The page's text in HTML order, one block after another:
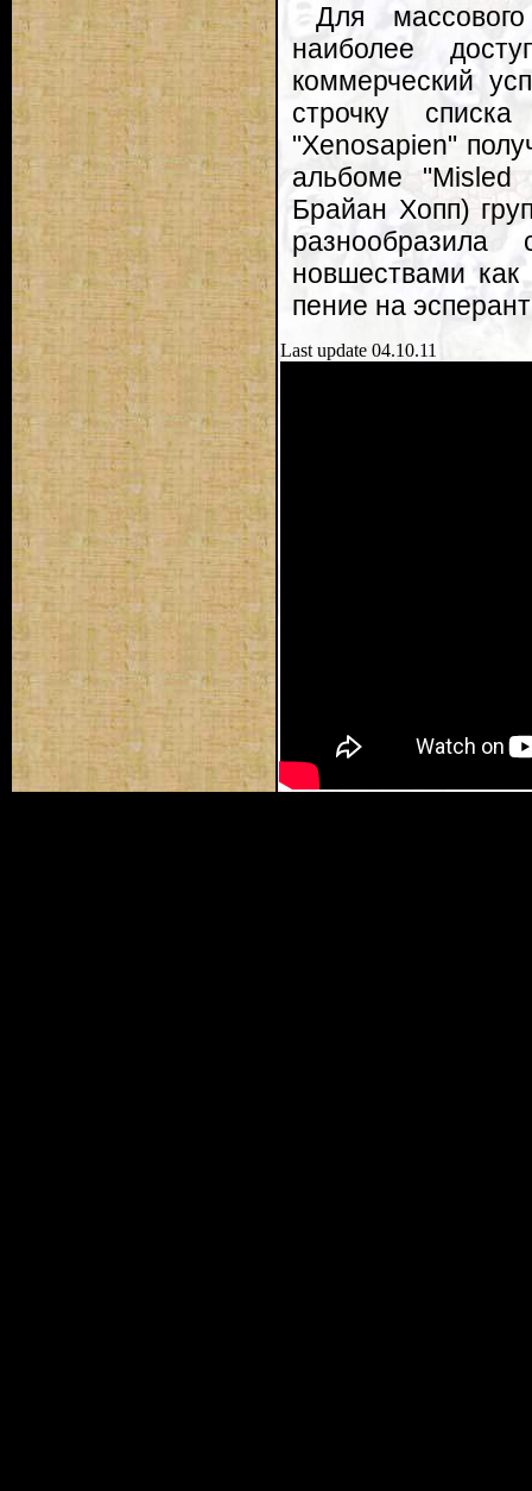
Для
наиболее
коммерческий
строчку
"Xenosapien"
альбоме
Брайан Хопп)
новшествами
пение на
Last update 04.10.11